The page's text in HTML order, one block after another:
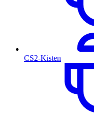
CS2-Kisten